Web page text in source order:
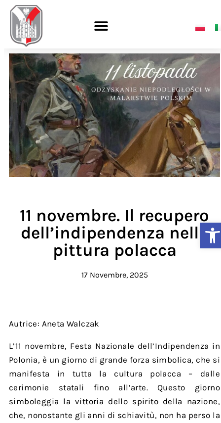
11 novembre. Il recupero
dell’indipendenza nella
pittura polacca
17 Novembre, 2025
Autrice: Aneta Walczak
L’11 novembre, Festa Nazionale dell’Indipendenza in
Polonia, è un giorno di grande forza simbolica, che si
manifesta in tutta la cultura polacca – dalle
cerimonie statali fino all’arte. Questo giorno
simboleggia la vittoria dello spirito della nazione,
che, nonostante gli anni di schiavitù, non ha perso la